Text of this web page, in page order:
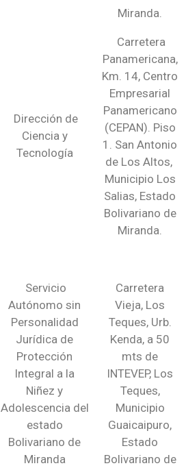
Miranda.
Dirección de
Ciencia y
Tecnología
Carretera
Panamericana,
Km. 14, Centro
Empresarial
Panamericano
(CEPAN). Piso
1. San Antonio
de Los Altos,
Municipio Los
Salias, Estado
Bolivariano de
Miranda.
Servicio
Autónomo sin
Personalidad
Jurídica de
Protección
Integral a la
Niñez y
Adolescencia del
estado
Bolivariano de
Miranda
Carretera
Vieja, Los
Teques, Urb.
Kenda, a 50
mts de
INTEVEP, Los
Teques,
Municipio
Guaicaipuro,
Estado
Bolivariano de